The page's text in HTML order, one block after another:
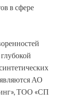
в сфере
АО
ТОО «СП